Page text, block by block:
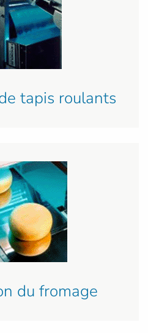
tapis roulants
du fromage